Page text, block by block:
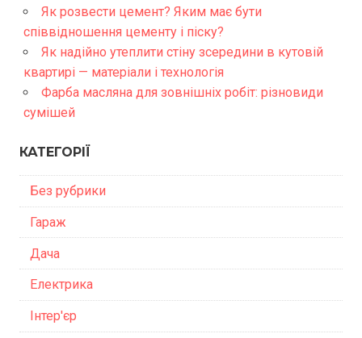
Як розвести цемент? Яким має бути
співвідношення цементу і піску?
Як надійно утеплити стіну зсередини в кутовій
квартирі — матеріали і технологія
Фарба масляна для зовнішніх робіт: різновиди
сумішей
КАТЕГОРІЇ
Без рубрики
Гараж
Дача
Електрика
Інтер'єр